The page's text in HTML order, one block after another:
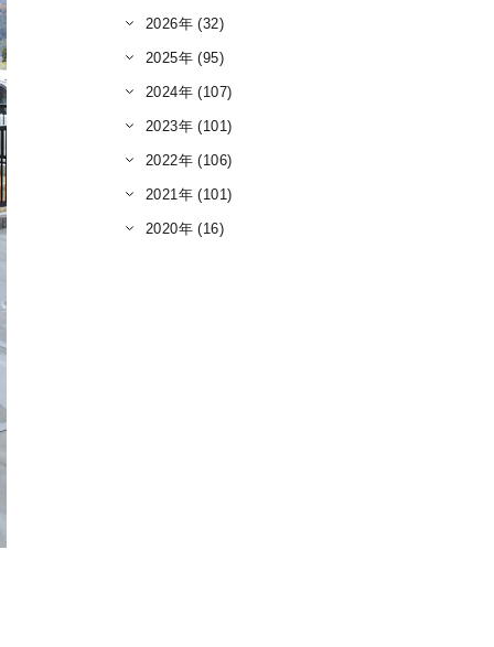
2026年 (32)
2025年 (95)
2024年 (107)
2023年 (101)
2022年 (106)
2021年 (101)
2020年 (16)